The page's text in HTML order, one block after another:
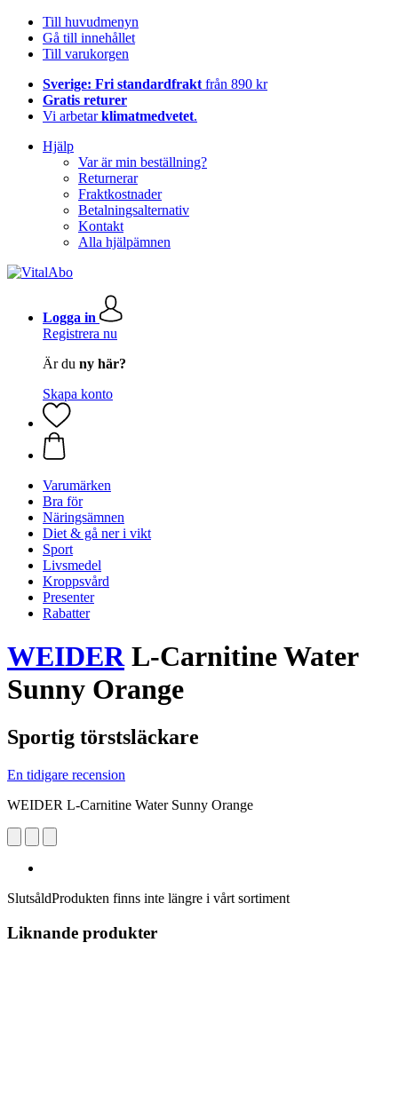
Till huvudmenyn
Gå till innehållet
Till varukorgen
Sverige: Fri standardfrakt från 890 kr
Gratis returer
Vi arbetarklimatmedvetet.
Hjälp
Var är min beställning?
Returnerar
Fraktkostnader
Betalningsalternativ
Kontakt
Alla hjälpämnen
Logga in
Registrera nu
Är du ny här?
Skapa konto
Varumärken
Bra för
Näringsämnen
Diet & gå ner i vikt
Sport
Livsmedel
Kroppsvård
Presenter
Rabatter
WEIDERL-Carnitine Water
Sunny Orange
Sportig törstsläckare
En tidigare recension
WEIDER L-Carnitine Water Sunny Orange
SlutsåldProdukten finns inte längre i vårt sortiment
Liknande produkter